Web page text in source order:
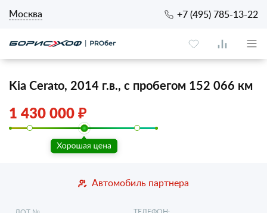
Москва +7 (495) 785-13-22
Kia Cerato, 2014 г.в., с пробегом 152 066 км
1 430 000 ₽
Автомобиль партнера